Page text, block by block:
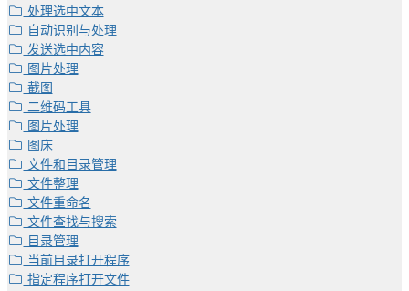
处理选中文本
自动识别与处理
发送选中内容
图片处理
截图
二维码工具
图片处理
图床
文件和目录管理
文件整理
文件重命名
文件查找与搜索
目录管理
当前目录打开程序
指定程序打开文件